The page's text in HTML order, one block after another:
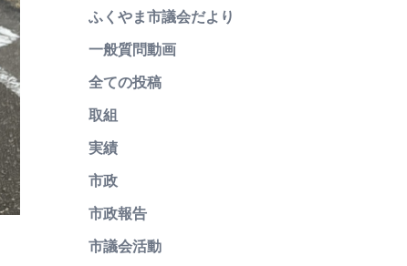
ふくやま市議会だより
一般質問動画
全ての投稿
取組
実績
市政
市政報告
市議会活動